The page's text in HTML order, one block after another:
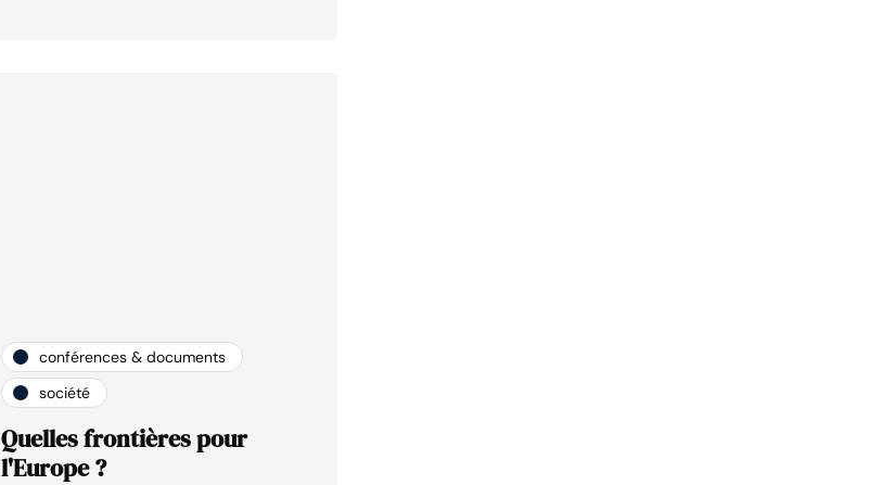
conférences & documents
société
Quelles frontières pour
l'Europe ?